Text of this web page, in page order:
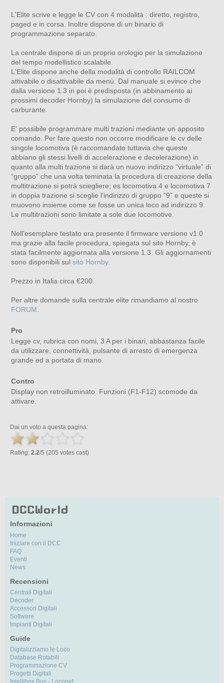
L'Elite scrive e legge le CV con 4 modalità : diretto, registro,
paged e in corsa. Inoltre dispone di un binario di
programmazione separato.
La centrale dispone di un proprio orologio per la simulazione
del tempo modellistico scalabile.
L'Elite dispone anche della modalità di controllo RAILCOM
attivabile o disattivabile da menù. Dal manuale si evince che
dalla versione 1.3 in poi è predisposta (in abbinamento ai
prossimi decoder Hornby) la simulazione del consumo di
carburante.
E' possibile programmare multi trazioni mediante un apposito
comando. Per fare questo non occorre modificare le cv delle
singole locomotiva (è raccomandato tuttavia che queste
abbiano gli stessi livelli di accelerazione e decelerazione) in
quanto alla multi trazione si darà un nuovo indirizzo “virtuale” di
“gruppo” che una volta teminata la procedura di creazione della
multitrazione si potrà sciegliere; es locomotiva 4 e locomotiva 7
in doppia trazione si sceglie l'indirizzo di gruppo “9” e queste si
muovono insieme come se fosse un unica loco ad indirizzo 9.
Le multitrazioni sono limitate a sole due locomotive.
Nell'esemplare testato era presente il firmware versione v1.0
ma grazie alla facile procedura, spiegata sul sito Hornby, è
stata facilmente aggiornata alla versione 1.3. Gli aggiornamenti
sono disponibili sul sito Hornby.
Prezzo in Italia circa €200.
Per altre domande sulla centrale elite rimandiamo al nostro
FORUM
Pro
Legge cv, rubrica con nomi, 3 A per i binari, abbastanza facile
da utilizzare, connettività, pulsante di arresto di emergenza
grande ed a portata di mano.
Contro
Display non retroilluminato. Funzioni (F1-F12) scomode da
attivare.
Dai un voto a questa pagina:
Rating: 2.2/5 (205 votes cast)
Informazioni
Home
Iniziare con il DCC
FAQ
Eventi
News
Recensioni
Centrali Digitali
Decoder
Accessori Digitali
Software
Impianti Digitali
Guide
Digitalizziamo le Loco
Database Rotabili
Programmazione CV
Progetti Digitali